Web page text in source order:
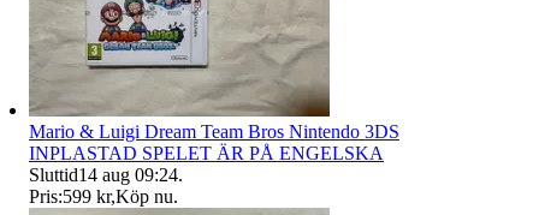
Mario & Luigi Dream Team Bros Nintendo 3DS
INPLASTAD SPELET ÄR PÅ ENGELSKA
Sluttid14 aug 09:24.
Pris:599 kr,Köp nu.